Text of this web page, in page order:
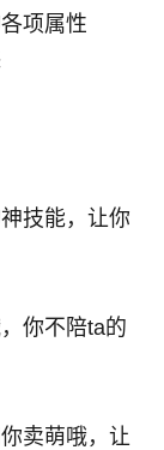
项属性
技能，让你
你不陪ta的
卖萌哦，让